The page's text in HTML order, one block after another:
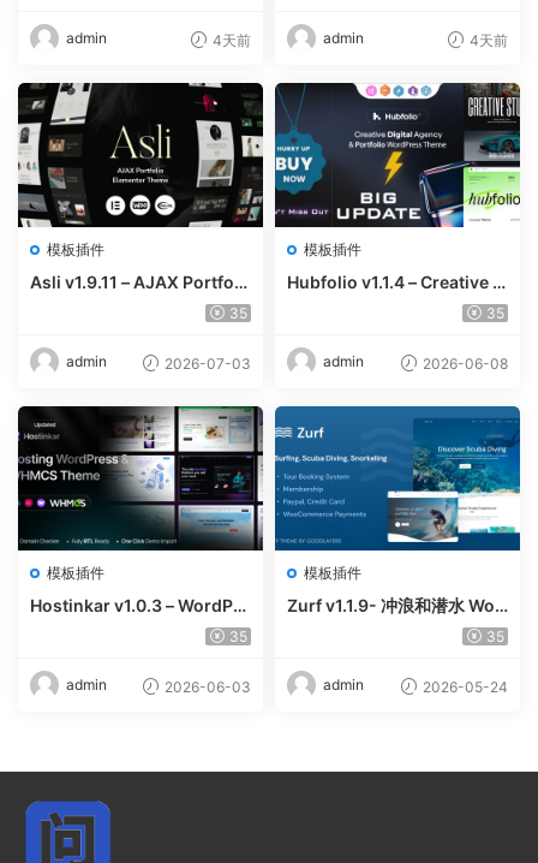
admin 4天前 admin 4天前
模板插件
Asli v1.9.11 – AJAX Portfoli
o Elementor WordPress Th
35
admin 2026-07-03
模板插件
Hubfolio v1.1.4 – Creative P
ortfolio & Digital Agency W
e
35
admin 2026-06-08
模板插件
Hostinkar v1.0.3 – WordPre
35
admin 2026-06-03
模板插件
Zurf v1.1.9- 冲浪和潜水 Wor
35
admin 2026-05-24